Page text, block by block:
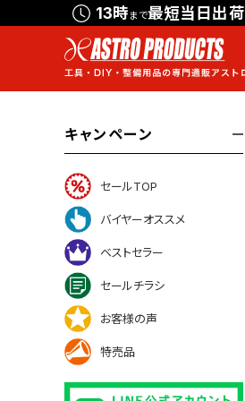
13時まで最短当日出荷
キャンペーン
セールTOP
バイヤーオススメ
ベストセラー
セールチラシ
お客様の声
特売品